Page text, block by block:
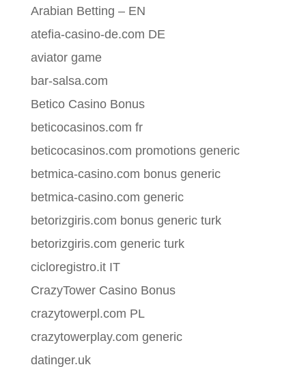
Arabian Betting – EN
atefia-casino-de.com DE
aviator game
bar-salsa.com
Betico Casino Bonus
beticocasinos.com fr
beticocasinos.com promotions generic
betmica-casino.com bonus generic
betmica-casino.com generic
betorizgiris.com bonus generic turk
betorizgiris.com generic turk
cicloregistro.it IT
CrazyTower Casino Bonus
crazytowerpl.com PL
crazytowerplay.com generic
datinger.uk